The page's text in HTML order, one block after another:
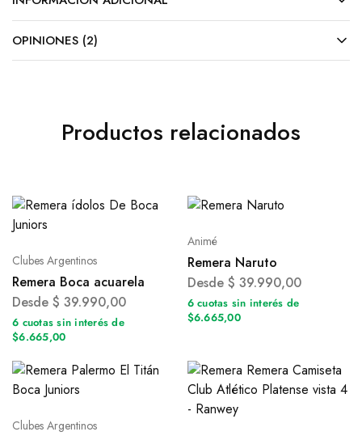
OPINIONES (2)
Productos relacionados
Clubes Argentinos
Remera Boca acuarela
Desde $ 39.990,00
6 cuotas sin interés de
$6.665,00
Animé
Remera Naruto
Desde $ 39.990,00
6 cuotas sin interés de
$6.665,00
Clubes Argentinos